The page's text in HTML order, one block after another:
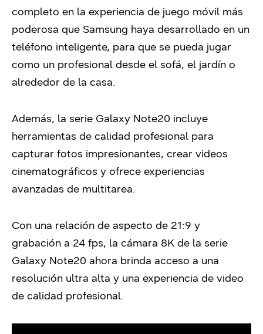
completo en la experiencia de juego móvil más
poderosa que Samsung haya desarrollado en un
teléfono inteligente, para que se pueda jugar
como un profesional desde el sofá, el jardín o
alrededor de la casa.
Además, la serie Galaxy Note20 incluye
herramientas de calidad profesional para
capturar fotos impresionantes, crear videos
cinematográficos y ofrece experiencias
avanzadas de multitarea.
Con una relación de aspecto de 21:9 y
grabación a 24 fps, la cámara 8K de la serie
Galaxy Note20 ahora brinda acceso a una
resolución ultra alta y una experiencia de video
de calidad profesional.